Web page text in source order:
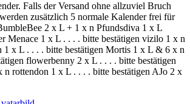
Falls der Versand ohne allzuviel Bruch
zusätzlich 5 normale Kalender frei für
2 x L + 1 x n Pfundsdiva 1 x L
Menace 1 x L . . . . bitte bestätigen vizilo 1 x n
x L . . . . bitte bestätigen Mortis 1 x L & 6 x n
flowerbenny 2 x L . . . . bitte bestätigen
n rottendon 1 x L . . . . bitte bestätigen AJo 2 x